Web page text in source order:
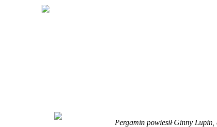
Pergamin powiesił Ginny